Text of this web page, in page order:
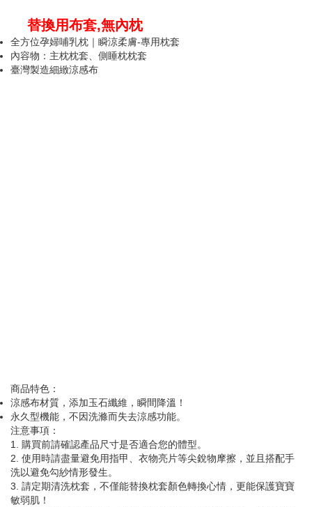
替換用布套,無內枕
全方位孕婦哺乳枕｜瞬涼柔膚-專用枕套
內容物：主枕枕套、側睡枕枕套
臺灣製造細緻涼感布
商品特色：
涼感布材質，添加玉石纖維，瞬間降溫！
永久型機能，不因洗滌而失去涼感功能。
注意事項：
1. 購買前請確認產品尺寸是否適合您的體型。
2. 使用時請盡量避免用指甲、衣物亮片等尖銳物摩擦，並且搭配手
洗以避免勾紗情形發生。
3. 請定期清洗枕套，不僅能替換枕套顏色轉換心情，更能保護寶寶
敏弱肌！